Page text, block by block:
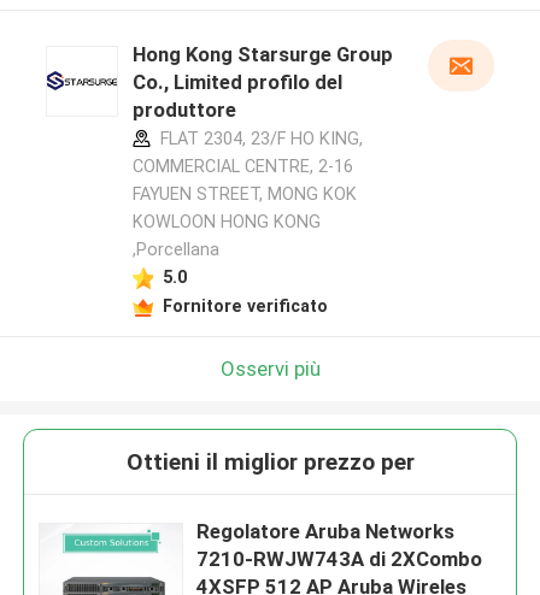
Hong Kong Starsurge Group
Co., Limited profilo del
produttore
FLAT 2304, 23/F HO KING,
COMMERCIAL CENTRE, 2-16
FAYUEN STREET, MONG KOK
KOWLOON HONG KONG
,Porcellana
5.0
Fornitore verificato
Osservi più
Ottieni il miglior prezzo per
Regolatore Aruba Networks
7210-RWJW743A di 2XCombo
4XSFP 512 AP Aruba Wireles